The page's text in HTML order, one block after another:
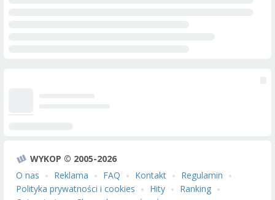
WYKOP © 2005-2026
O nas
Reklama FAQ Kontakt
Regulamin
Polityka prywatności i cookies
Hity
Ranking